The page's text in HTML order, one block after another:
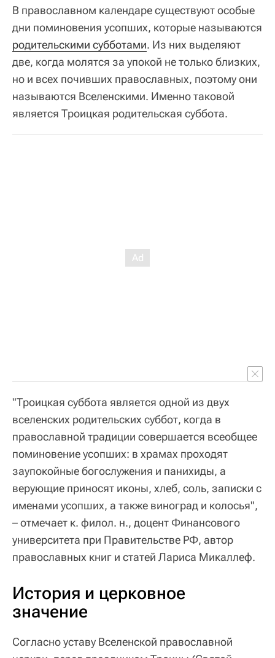
В православном календаре существуют особые
дни поминовения усопших, которые называются
родительскими субботами. Из них выделяют
две, когда молятся за упокой не только близких,
но и всех почивших православных, поэтому они
называются Вселенскими. Именно таковой
является Троицкая родительская суббота.
"Троицкая суббота является одной из двух
вселенских родительских суббот, когда в
православной традиции совершается всеобщее
поминовение усопших: в храмах проходят
заупокойные богослужения и панихиды, а
верующие приносят иконы, хлеб, соль, записки с
именами усопших, а также виноград и колосья",
– отмечает к. филол. н., доцент Финансового
университета при Правительстве РФ, автор
православных книг и статей Лариса Микаллеф.
История и церковное
значение
Согласно уставу Вселенской православной